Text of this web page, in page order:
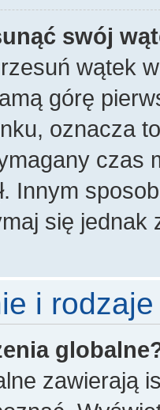
swój
wątek
górę
oznacza
czas
Innym
się jednak
i
zawierają